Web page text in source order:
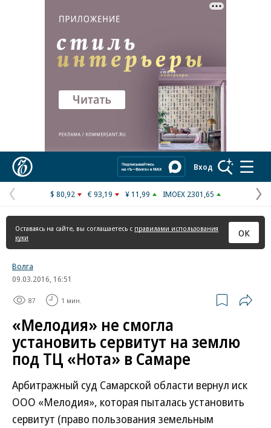
Реклама в «Ъ» www.kommersant.ru/ad
Вход
Предыдущая
страница
$ 80,92 € 93,19 ¥ 11,99 IMOEX 2301,65
Оставаясь на сайте, вы соглашаетесь с правилами использования
куки
ОК
Волга
09.03.2016, 16:51
87 1 мин.
«Мелодия» не смогла
установить сервитут на землю
под ТЦ «Нота» в Самаре
Арбитражный суд Самарской области вернул иск
ООО «Мелодия», которая пыталась установить
сервитут (право пользования земельным